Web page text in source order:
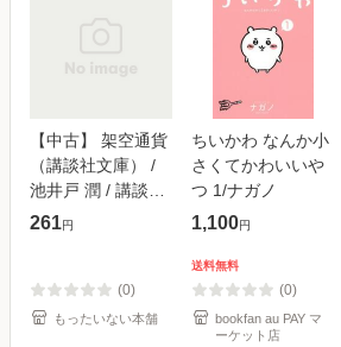
【中古】 架空通貨
（講談社文庫） /
池井戸 潤 / 講談社
[文庫]【メール便送
261円
(0)
もったいない本舗
ちいかわ なんか小
さくてかわいいや
つ 1/ナガノ
1,100円
送料無料
(0)
bookfan au PAY マ
ーケット店